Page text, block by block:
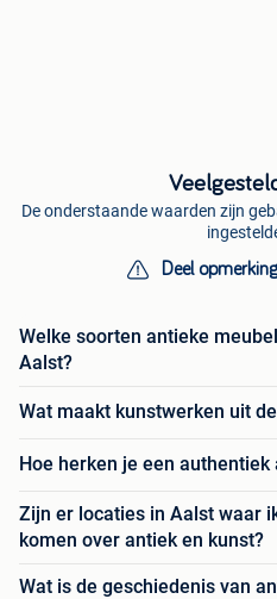
De onderstaande waarden zijn
Deel
Welke soorten antieke
Aalst?
Wat maakt kunstwerken uit
Hoe herken je een
Zijn er locaties in Aalst waar
komen over antiek en kunst?
Wat is de geschiedenis van